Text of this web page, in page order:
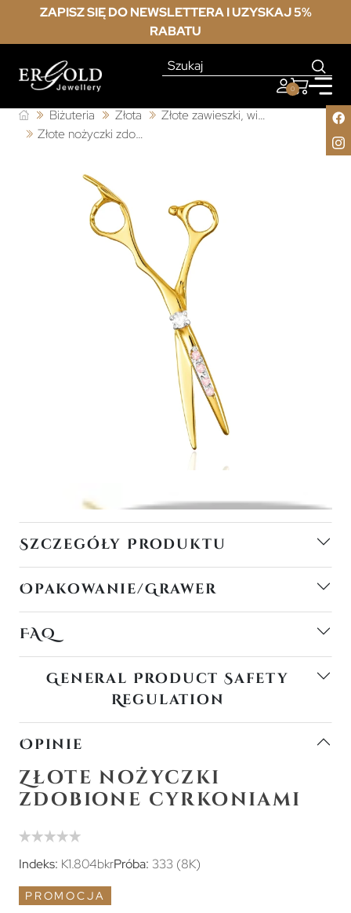
ZAPISZ SIĘ DO NEWSLETTERA I UZYSKAJ 5%
RABATU
0
Biżuteria Złota
Złote zawieszki, wisiorki
Złote nożyczki zdobione cyrkoniami
Szczegóły Produktu
Opakowanie/Grawer
FAQ
General Product Safety
Regulation
Opinie
Złote nożyczki
zdobione cyrkoniami
Indeks: K1.804bkrPróba: 333 (8K)
PROMOCJA